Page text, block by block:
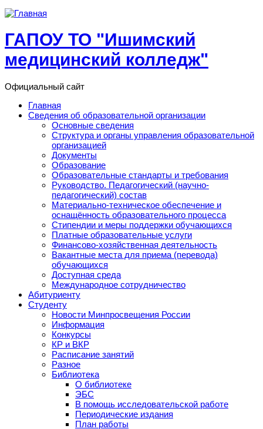
Перейти к основному содержанию
ГАПОУ ТО "Ишимский
медицинский колледж"
Официальный сайт
Главная
Сведения об образовательной организации
Основные сведения
Структура и органы управления образовательной
организацией
Документы
Образование
Образовательные стандарты и требования
Руководство. Педагогический (научно-
педагогический) состав
Материально-техническое обеспечение и
оснащённость образовательного процесса
Стипендии и меры поддержки обучающихся
Платные образовательные услуги
Финансово-хозяйственная деятельность
Вакантные места для приема (перевода)
обучающихся
Доступная среда
Международное сотрудничество
Абитуриенту
Студенту
Новости Минпросвещения России
Информация
Конкурсы
КР и ВКР
Расписание занятий
Разное
Библиотека
О библиотеке
ЭБС
В помощь исследовательской работе
Периодические издания
План работы